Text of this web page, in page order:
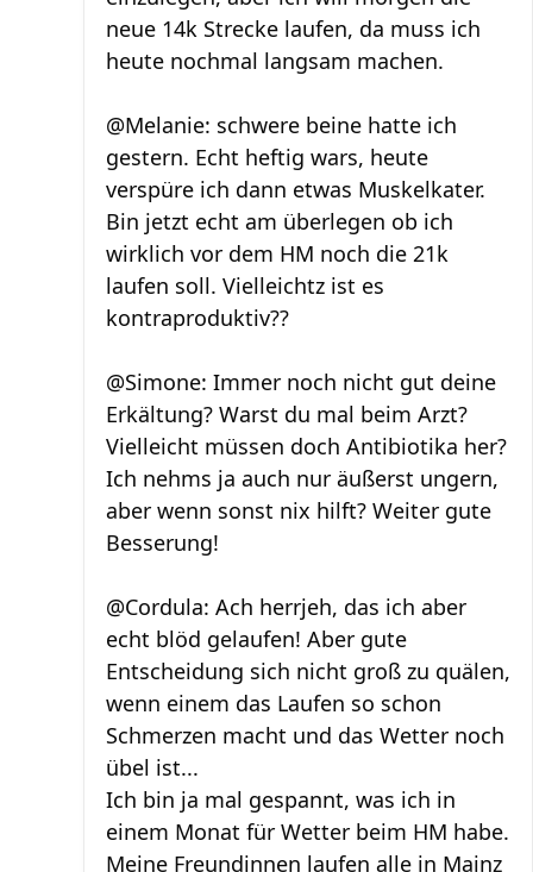
neue 14k Strecke laufen, da muss ich
heute nochmal langsam machen.
@Melanie: schwere beine hatte ich
gestern. Echt heftig wars, heute
verspüre ich dann etwas Muskelkater.
Bin jetzt echt am überlegen ob ich
wirklich vor dem HM noch die 21k
laufen soll. Vielleichtz ist es
kontraproduktiv??
@Simone: Immer noch nicht gut deine
Erkältung? Warst du mal beim Arzt?
Vielleicht müssen doch Antibiotika her?
Ich nehms ja auch nur äußerst ungern,
aber wenn sonst nix hilft? Weiter gute
Besserung!
@Cordula: Ach herrjeh, das ich aber
echt blöd gelaufen! Aber gute
Entscheidung sich nicht groß zu quälen,
wenn einem das Laufen so schon
Schmerzen macht und das Wetter noch
übel ist...
Ich bin ja mal gespannt, was ich in
einem Monat für Wetter beim HM habe.
Meine Freundinnen laufen alle in Mainz